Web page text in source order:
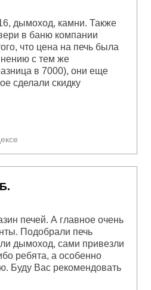
дымоход, камни. Также
в баню компании
что цена на печь была
с тем же
в 7000), они еще
сделали скидку
печей. А главное очень
Подобрали печь
дымоход, сами привезли
ребята, а особенно
Буду Вас рекомендовать